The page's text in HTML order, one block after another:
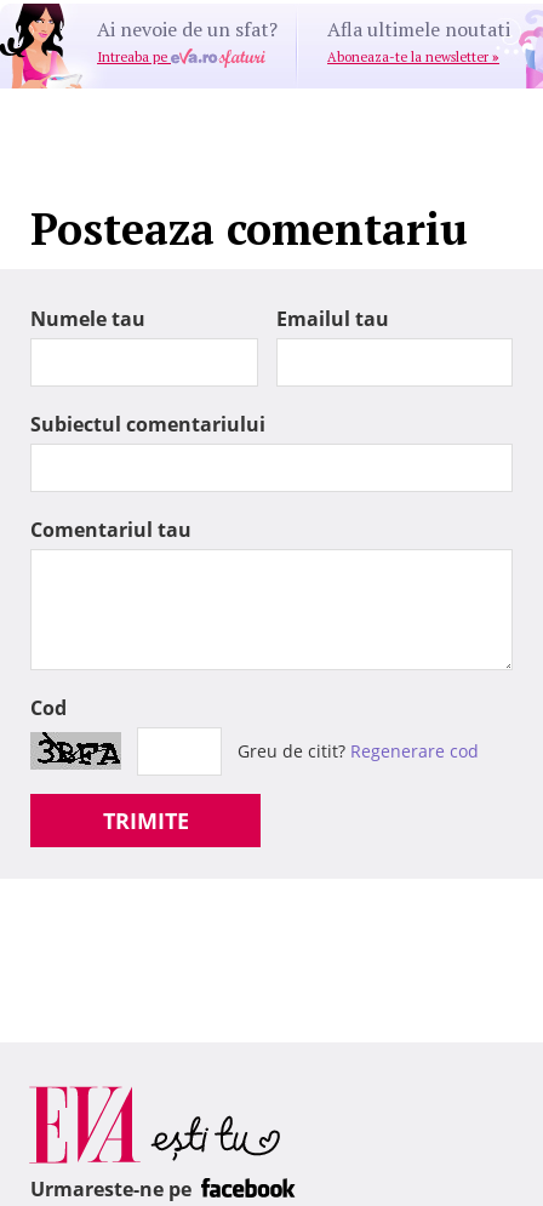
Ai nevoie de un sfat?
Intreaba pe
Afla ultimele noutati
Aboneaza-te la newsletter »
Posteaza comentariu
Numele tau Emailul tau
Subiectul comentariului
Comentariul tau
Cod
Greu de citit? Regenerare cod
TRIMITE
Urmareste-ne pe